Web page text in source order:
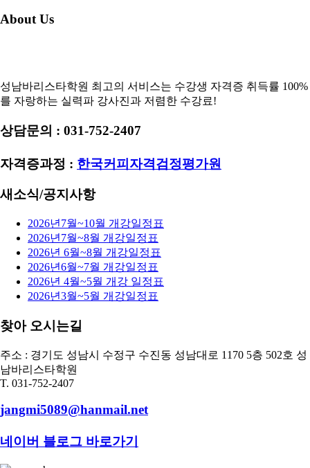
About Us
성남바리스타학원 최고의 서비스는 수강생 자격증 취득률 100%
를 자랑하는 실력파 강사진과 저렴한 수강료!
상담문의 : 031-752-2407
자격증과정 : 한국커피자격검정평가원
새소식/공지사항
2026년7월~10월 개강일정표
2026년7월~8월 개강일정표
2026년 6월~8월 개강일정표
2026년6월~7월 개강일정표
2026년 4월~5월 개강 일정표
2026년3월~5월 개강일정표
찾아 오시는길
주소 : 경기도 성남시 수정구 수진동 성남대로 1170 5층 502호 성
남바리스타학원
T. 031-752-2407
jangmi5089@hanmail.net
네이버 블로그 바로가기